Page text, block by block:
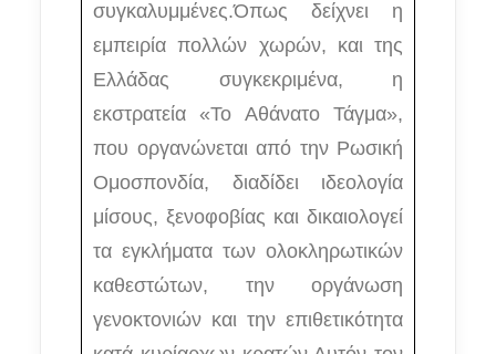
συγκαλυμμένες.Όπως δείχνει η
εμπειρία πολλών χωρών, και της
Ελλάδας συγκεκριμένα, η
εκστρατεία «Το Αθάνατο Τάγμα»,
που οργανώνεται από την Ρωσική
Ομοσπονδία, διαδίδει ιδεολογία
μίσους, ξενοφοβίας και δικαιολογεί
τα εγκλήματα των ολοκληρωτικών
καθεστώτων, την οργάνωση
γενοκτονιών και την επιθετικότητα